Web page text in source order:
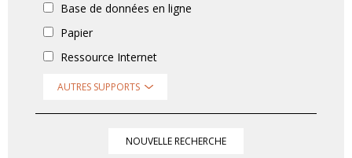
Base de données en ligne
Papier
Ressource Internet
AUTRES SUPPORTS
NOUVELLE RECHERCHE